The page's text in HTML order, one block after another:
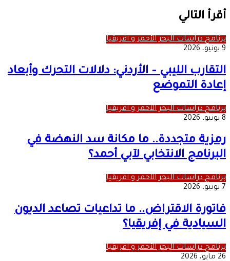
أقرأ التالي
برنامج دراسات البحر الأحمر و أفريقيا
9 يونيو، 2026
التقارب الليبي – الأردني: دلالات التحرك وأبعاد
إعادة التموضع
برنامج دراسات البحر الأحمر و أفريقيا
8 يونيو، 2026
رمزية متجددة.. ما مكانة سد النهضة في
البرنامج الانتخابي لآبي أحمد؟
برنامج دراسات البحر الأحمر و أفريقيا
7 يونيو، 2026
فاتورة الاقتراض.. ما تداعيات تصاعد الديون
السيادية في إفريقيا؟
برنامج دراسات البحر الأحمر و أفريقيا
26 مايو، 2026